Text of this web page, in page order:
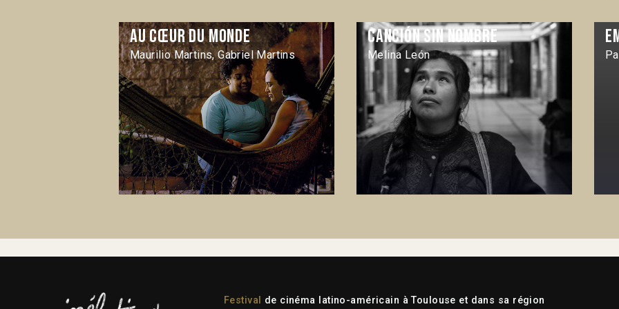
Au cœur du monde
Maurilio Martins, Gabriel Martins
Canción sin nombre
Melina León
Festival de cinéma latino-américain à Toulouse et dans sa région